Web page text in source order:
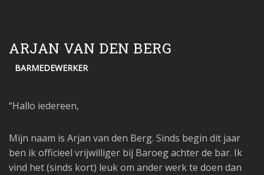
ARJAN VAN DEN BERG
BARMEDEWERKER
“Hallo iedereen,
Mijn naam is Arjan van den Berg. Sinds begin dit jaar
ben ik officieel vrijwilliger bij Baroeg achter de bar. Ik
vind het (sinds kort) leuk om ander werk te doen dan